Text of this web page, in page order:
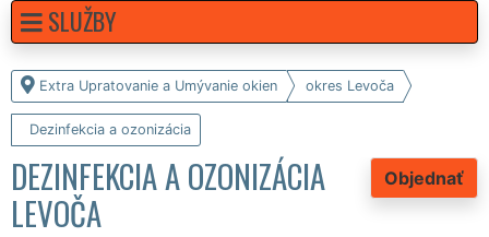
Extra Upratovanie a Umývanie okien okres Levoča
Dezinfekcia a ozonizácia
Objednať
DEZINFEKCIA A OZONIZÁCIA
LEVOČA
SLUŽBY